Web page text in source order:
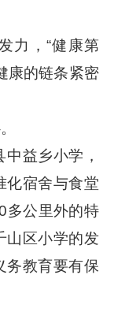
力，“健康第
康的链条紧密
益乡小学，
化宿舍与食堂
多公里外的特
区小学的发
务教育要有保